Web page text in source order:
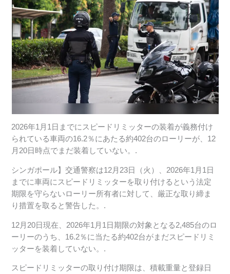
2026年1月1日までにスピードリミッターの装着が義務付け
られている車両の16.2％にあたる約402台のローリーが、12
月20日時点でまだ装着していない。.
シンガポール】交通警察は12月23日（火）、2026年1月1日
までに車両にスピードリミッターを取り付けるという法定
期限を守らないローリー所有者に対して、厳正な取り締ま
り措置を取ると警告した。.
12月20日現在、2026年1月1日期限の対象となる2,485台のロ
ーリーのうち、16.2％に当たる約402台がまだスピードリミ
ッターを装着していない。.
スピードリミッターの取り付け期限は、積載重量と登録日